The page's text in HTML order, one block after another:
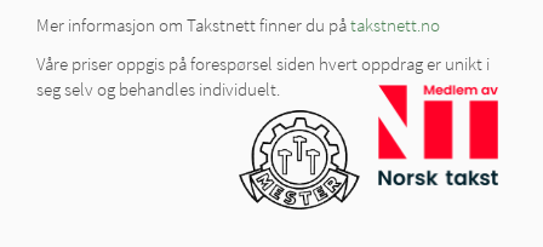
Mer informasjon om Takstnett finner du påtakstnett.no
Våre priser oppgis på forespørsel siden hvert oppdrag er unikt i
seg selv og behandles individuelt.